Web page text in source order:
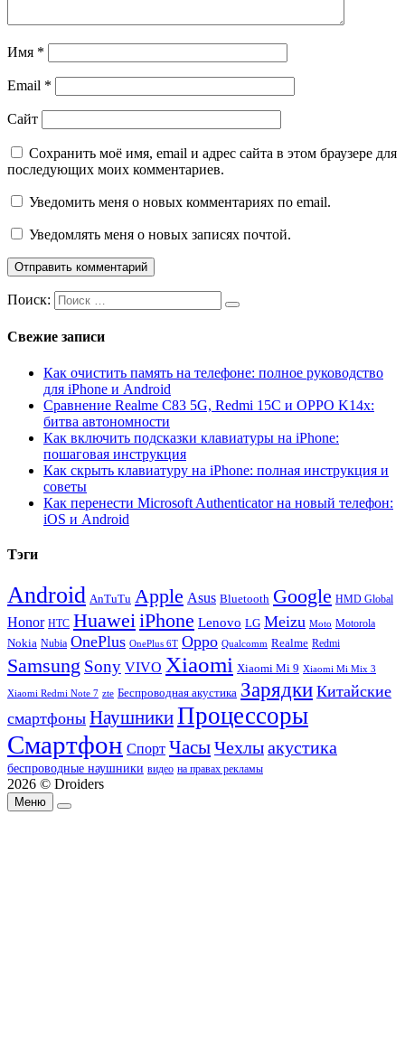
Имя *
Email *
Сайт
Сохранить моё имя, email и адрес сайта в этом браузере для
последующих моих комментариев.
Уведомить меня о новых комментариях по email.
Уведомлять меня о новых записях почтой.
Поиск:
Свежие записи
Как очистить память на телефоне: полное руководство
для iPhone и Android
Сравнение Realme C83 5G, Redmi 15C и OPPO K14x:
битва автономности
Как включить подсказки клавиатуры на iPhone:
пошаговая инструкция
Как скрыть клавиатуру на iPhone: полная инструкция и
советы
Как перенести Microsoft Authenticator на новый телефон:
iOS и Android
Тэги
Android AnTuTu Apple Asus Bluetooth Google HMD Global
Honor HTC HuaweiiPhone Lenovo LG Meizu Moto Motorola
Nokia Nubia OnePlus OnePlus 6T Oppo Qualcomm Realme Redmi
Samsung Sony VIVO Xiaomi Xiaomi Mi 9 Xiaomi Mi Mix 3
Xiaomi Redmi Note 7 zte Беспроводная акустика Зарядки Китайские
смартфоны НаушникиПроцессоры
Смартфон Спорт ЧасыЧехлыакустика
беспроводные наушники видео на правах рекламы
2026 © Droiders
Меню